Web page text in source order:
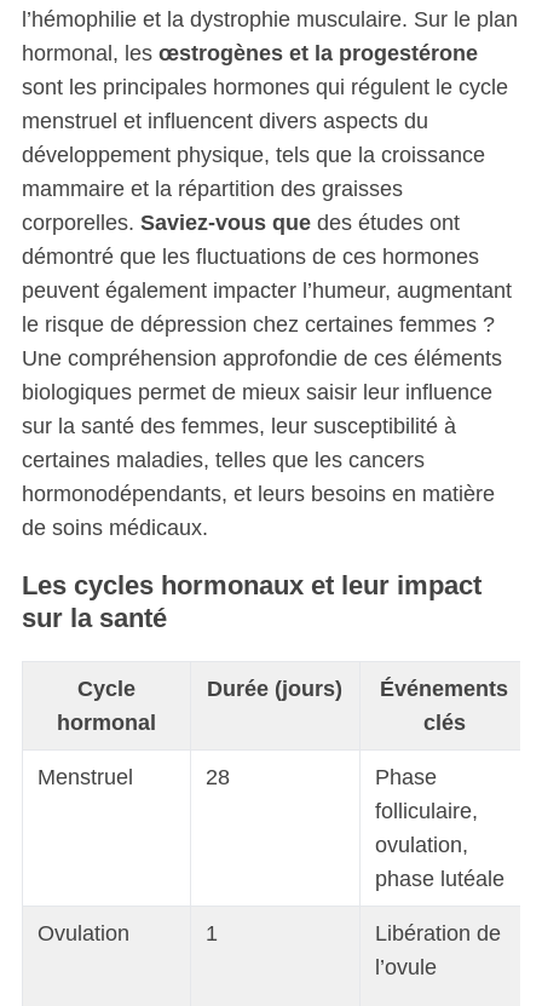
l’hémophilie et la dystrophie musculaire. Sur le plan
hormonal, les œstrogènes et la progestérone
sont les principales hormones qui régulent le cycle
menstruel et influencent divers aspects du
développement physique, tels que la croissance
mammaire et la répartition des graisses
corporelles. Saviez-vous quedes études ont
démontré que les fluctuations de ces hormones
peuvent également impacter l’humeur, augmentant
le risque de dépression chez certaines femmes ?
Une compréhension approfondie de ces éléments
biologiques permet de mieux saisir leur influence
sur la santé des femmes, leur susceptibilité à
certaines maladies, telles que les cancers
hormonodépendants, et leurs besoins en matière
de soins médicaux.
Les cycles hormonaux et leur impact
sur la santé
Cycle
hormonal
Durée (jours)
Événements
clés
Menstruel 28
Phase
folliculaire,
ovulation,
phase lutéale
Ovulation 1
Libération de
l’ovule